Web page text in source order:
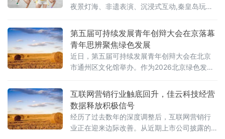
夜景灯海、非遗表演、沉浸式互动,秦皇岛玩水
攻略,带你吃透日间水乐园、夜间千灯渔火节全
部宝藏项目。
第五届可持续发展青年创辩大会在京落幕
青年思辨聚焦绿色发展
近日，第五届可持续发展青年创辩大会在北京
市通州区文化馆举办。作为2026北京绿色发展
球发展倡议下的青年担当：创辩启新 绿筑未
来"为主题，由全国双碳行业产教融合共同体主
办，中华环保联合会青少年环境友好行动委员
会与Y-CLAP青年气候领袖培养计划（Youth
Climate Leadership Action Program）联合主
互联网营销行业触底回升，佳云科技经营
数据释放积极信号
经历了过去数年的深度调整后，互联网营销行
业正在迎来边际改善。从近期上市公司披露的